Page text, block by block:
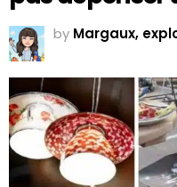
by Margaux,